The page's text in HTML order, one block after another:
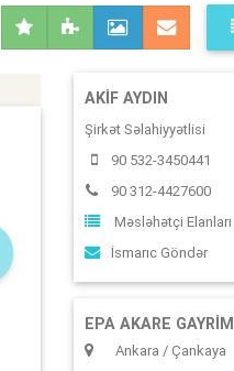
AKIF AYDIN
Şirkət Səlahiyyətlisi
90 532-3450441
90 312-4427600
Məsləhətçi Elanları
İsmarıc Göndər
EPA AKARE
Ankara / Çankaya